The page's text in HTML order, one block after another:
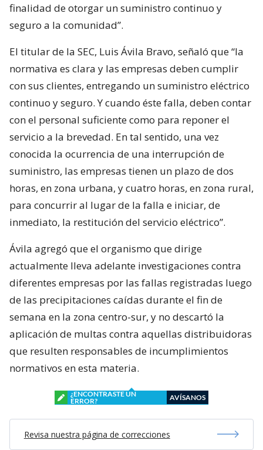
finalidad de otorgar un suministro continuo y
seguro a la comunidad”.
El titular de la SEC, Luis Ávila Bravo, señaló que “la
normativa es clara y las empresas deben cumplir
con sus clientes, entregando un suministro eléctrico
continuo y seguro. Y cuando éste falla, deben contar
con el personal suficiente como para reponer el
servicio a la brevedad. En tal sentido, una vez
conocida la ocurrencia de una interrupción de
suministro, las empresas tienen un plazo de dos
horas, en zona urbana, y cuatro horas, en zona rural,
para concurrir al lugar de la falla e iniciar, de
inmediato, la restitución del servicio eléctrico”.
Ávila agregó que el organismo que dirige
actualmente lleva adelante investigaciones contra
diferentes empresas por las fallas registradas luego
de las precipitaciones caídas durante el fin de
semana en la zona centro-sur, y no descartó la
aplicación de multas contra aquellas distribuidoras
que resulten responsables de incumplimientos
normativos en esta materia.
¿ENCONTRASTE UN
ERROR?
AVÍSANOS
Revisa nuestra página de correcciones